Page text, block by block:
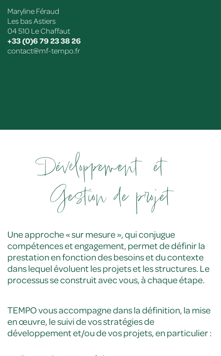
Maryline Féraud
Les bas Astiers
04 510 Le Chaffaut
+33 (0)6 79 23 38 26
contact@mf-tempo.fr
Développement et
Gestion de projet
Une approche « sur mesure », qui conjugue
compétences et engagement, permet de définir la
prestation en fonction des besoins et du contexte
dans lequel évoluent les projets et les structures. Le
processus se construit avec vous, à chaque étape.
TEMPO vous accompagne dans la définition, la mise
en œuvre, le suivi de vos stratégies de
développement et/ou de vos projets, en particulier :